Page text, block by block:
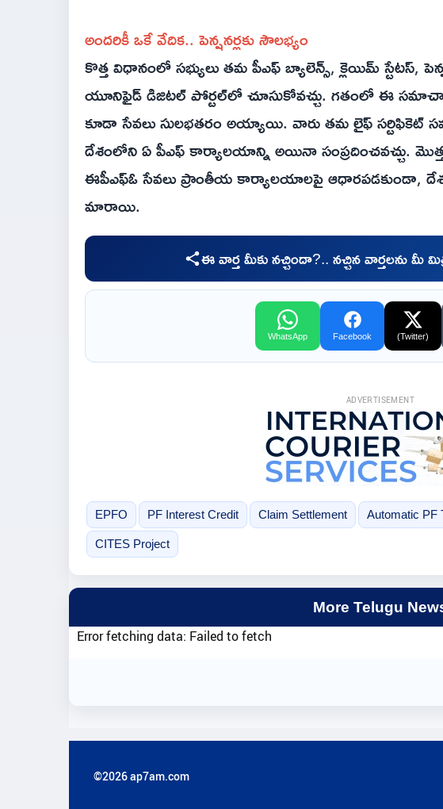
అందరికీ ఒకే వేదిక.. పెన్షనర్లకు సౌలభ్యం
కొత్త విధానంలో సభ్యులు తమ పీఎఫ్ బ్యాలెన్స్, క్లెయిమ్ స్టేటస్,
యూనిఫైడ్ డిజిటల్ పోర్టల్‌లో చూసుకోవచ్చు. గతంలో ఈ సమాచారం
కూడా సేవలు సులభతరం అయ్యాయి. వారు తమ లైఫ్ సర్టిఫికెట్
దేశంలోని ఏ పీఎఫ్ కార్యాలయాన్ని అయినా సంప్రదించవచ్చు.
ఈపీఎఫ్ఓ సేవలు ప్రాంతీయ కార్యాలయాలపై ఆధారపడకుండా,
మారాయి.
ఈ వార్త మీకు నచ్చిందా?.. నచ్చిన వార్తలను మీ
WhatsApp Facebook (Twitter)
ADVERTISEMENT
EPFO PF Interest Credit Claim Settlement Automatic PF
CITES Project
More Telugu
Error fetching data: Failed to fetch
©2026 ap7am.com